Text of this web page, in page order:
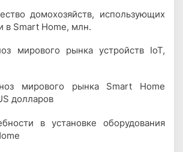
домохозяйств, использующих
в Smart Home, млн.
мирового рынка устройств IoT,
мирового рынка Smart Home
долларов
в установке оборудования
Home